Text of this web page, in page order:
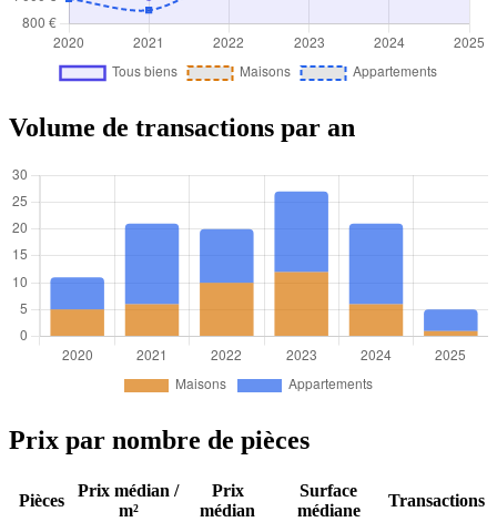
Volume de transactions par an
Prix par nombre de pièces
Pièces
Prix médian /
m²
Prix
médian
Surface
médiane
Transactions